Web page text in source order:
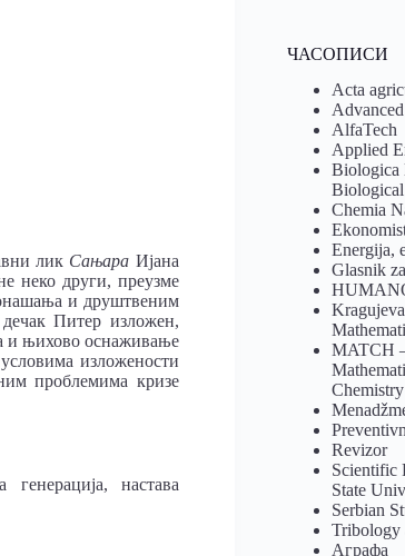
лик Сањара Ијана
неко други, преузме
и друштвеним
Питер изложен,
и њихово оснаживање
изложености
проблемима кризе
настава
ЧАСОПИСИ
Acta
AlfaTech
Applied
Biologica
Biological
Chemia
Energija,
Glasnik
MATCH
Chemistry
Revizor
Scientific
State
Serbian
Tribology
Аграфа